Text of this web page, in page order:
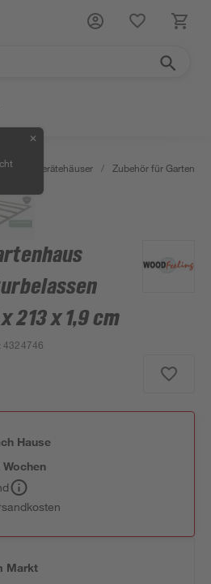
✕
& Gerätehäuser / Zubehör für
213 x 1,9 cm
:4324746
Hause
Wochen
Markt